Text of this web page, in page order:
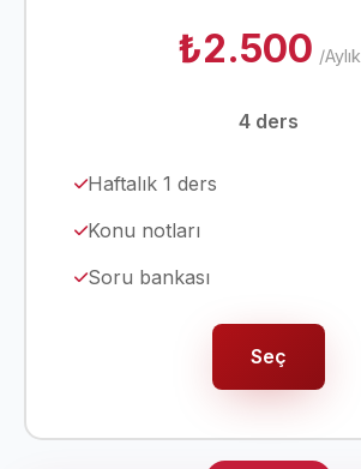
₺2.500 /Aylık
4 ders
Haftalık 1 ders
Konu notları
Soru bankası
Seç